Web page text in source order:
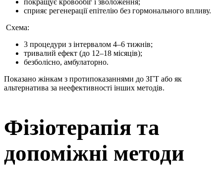
покращує кровообіг і зволоження;
сприяє регенерації епітелію без гормонального впливу.
Схема:
3 процедури з інтервалом 4–6 тижнів;
тривалий ефект (до 12–18 місяців);
безболісно, амбулаторно.
Показано жінкам з протипоказаннями до ЗГТ або як
альтернатива за неефективності інших методів.
Фізіотерапія та
допоміжні методи